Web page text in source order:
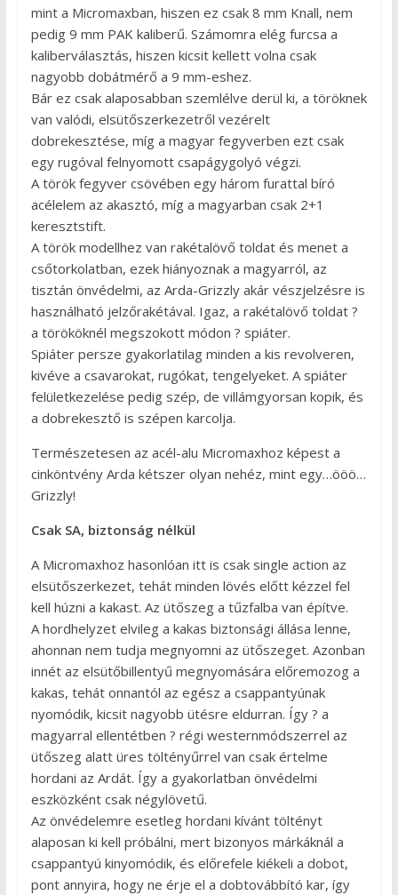
mint a Micromaxban, hiszen ez csak 8 mm Knall, nem
pedig 9 mm PAK kaliberű. Számomra elég furcsa a
kaliberválasztás, hiszen kicsit kellett volna csak
nagyobb dobátmérő a 9 mm-eshez.
Bár ez csak alaposabban szemlélve derül ki, a töröknek
van valódi, elsütőszerkezetről vezérelt
dobrekesztése, míg a magyar fegyverben ezt csak
egy rugóval felnyomott csapágygolyó végzi.
A török fegyver csövében egy három furattal bíró
acélelem az akasztó, míg a magyarban csak 2+1
keresztstift.
A török modellhez van rakétalövő toldat és menet a
csőtorkolatban, ezek hiányoznak a magyarról, az
tisztán önvédelmi, az Arda-Grizzly akár vészjelzésre is
használható jelzőrakétával. Igaz, a rakétalövő toldat ?
a törököknél megszokott módon ? spiáter.
Spiáter persze gyakorlatilag minden a kis revolveren,
kivéve a csavarokat, rugókat, tengelyeket. A spiáter
felületkezelése pedig szép, de villámgyorsan kopik, és
a dobrekesztő is szépen karcolja.
Természetesen az acél-alu Micromaxhoz képest a
cinköntvény Arda kétszer olyan nehéz, mint egy…ööö…
Grizzly!
Csak SA, biztonság nélkül
A Micromaxhoz hasonlóan itt is csak single action az
elsütőszerkezet, tehát minden lövés előtt kézzel fel
kell húzni a kakast. Az ütőszeg a tűzfalba van építve.
A hordhelyzet elvileg a kakas biztonsági állása lenne,
ahonnan nem tudja megnyomni az ütőszeget. Azonban
innét az elsütőbillentyű megnyomására előremozog a
kakas, tehát onnantól az egész a csappantyúnak
nyomódik, kicsit nagyobb ütésre eldurran. Így ? a
magyarral ellentétben ? régi westernmódszerrel az
ütőszeg alatt üres töltényűrrel van csak értelme
hordani az Ardát. Így a gyakorlatban önvédelmi
eszközként csak négylövetű.
Az önvédelemre esetleg hordani kívánt töltényt
alaposan ki kell próbálni, mert bizonyos márkáknál a
csappantyú kinyomódik, és előrefele kiékeli a dobot,
pont annyira, hogy ne érje el a dobtovábbító kar, így